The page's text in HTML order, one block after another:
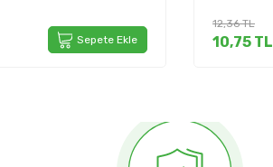
Sepete Ekle
12,36TL
10,75 TL